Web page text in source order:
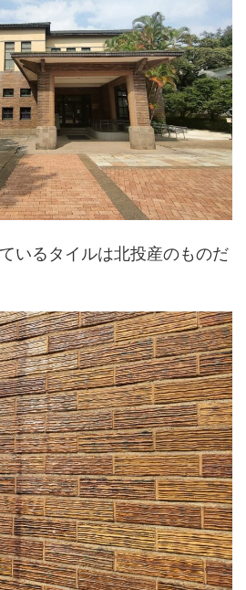
いるタイルは北投産のものだ